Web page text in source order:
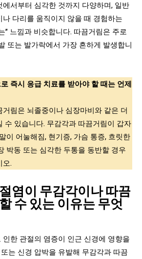
서부터 심각한 것까지 다양하며, 일반
다리를 움직이지 않을 때 경험하는
” 느낌과 비슷합니다. 따끔거림은 주로
또는 발가락에서 가장 흔하게 발생합니
즉시 응급 치료를 받아야 할 때는 언제
림은 뇌졸중이나 심장마비와 같은 더
수 있습니다. 무감각과 따끔거림이 갑자
이 어눌해짐, 현기증, 가슴 통증, 흐릿한
박동 또는 심각한 두통을 동반할 경우
오.
염이 무감각이나 따끔
수 있는 이유는 무엇
한 관절의 염증이 인근 신경에 영향을
는 신경 압박을 유발해 무감각과 따끔